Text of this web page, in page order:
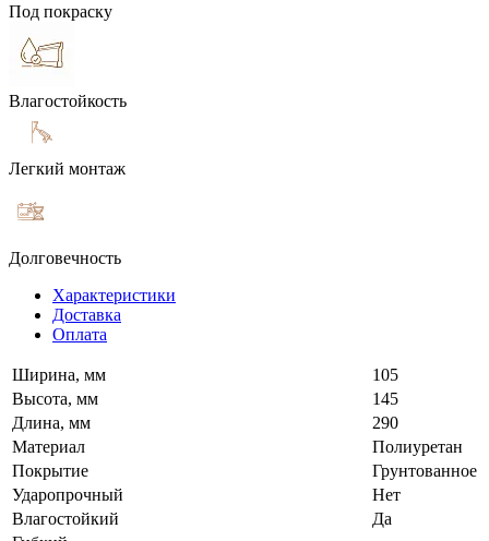
Под покраску
Влагостойкость
Легкий монтаж
Долговечность
Характеристики
Доставка
Оплата
Ширина, мм
105
Высота, мм
145
Длина, мм
290
Материал
Полиуретан
Покрытие
Грунтованное
Ударопрочный
Нет
Влагостойкий
Да